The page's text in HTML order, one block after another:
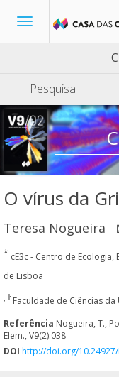
Toggle
Pesquisa
O vírus da
Teresa Nogueira
* cE3c - Centro de
de Lisboa
, ɫ Faculdade de Ciências
Referência Nogueira, T.,
Elem., V9(2):038
DOI http://doi.org/